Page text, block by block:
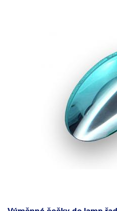
Životnost svítidla
Výška lupy nad podložkou